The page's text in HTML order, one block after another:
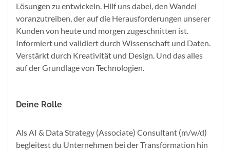
Lösungen zu entwickeln. Hilf uns dabei, den Wandel
voranzutreiben, der auf die Herausforderungen unserer
Kunden von heute und morgen zugeschnitten ist.
Informiert und validiert durch Wissenschaft und Daten.
Verstärkt durch Kreativität und Design. Und das alles
auf der Grundlage von Technologien.
Deine Rolle
Als AI & Data Strategy (Associate) Consultant (m/w/d)
begleitest du Unternehmen bei der Transformation hin